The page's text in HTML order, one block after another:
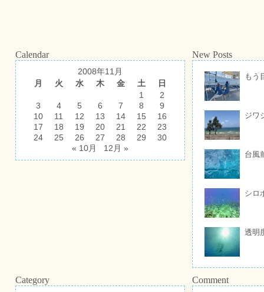
Calendar
2008年11月
月
火 水 木 金 土
日
1
2
3
4 5 6 7 8
9
10
11 12 13 14 15
16
17
18 19 20 21 22
23
24
25 26 27 28 29
30
« 10月
12月 »
New Posts
もう
ジワ
台風
シロ
透明
Category Comment